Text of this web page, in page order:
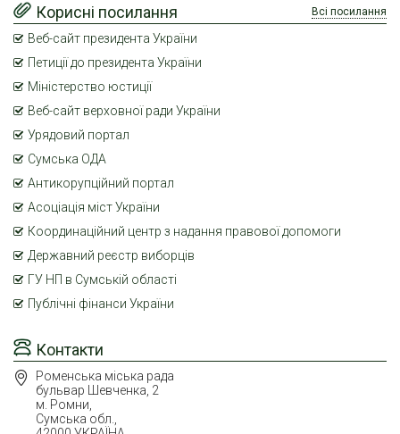
Контакти
Роменська міська рада
бульвар Шевченка, 2
м. Ромни,
Сумська обл.,
Корисні посилання Всі посилання
Веб-сайт президента України
Петиції до президента України
Міністерство юстиції
Веб-сайт верховної ради України
Урядовий портал
Сумська ОДА
Антикорупційний портал
Асоціація міст України
Координаційний центр з надання правової допомоги
Державний реєстр виборців
ГУ НП в Сумській області
Публічні фінанси України